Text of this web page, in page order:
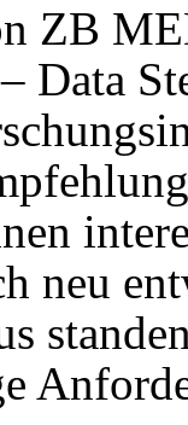
ZB
Data
neu